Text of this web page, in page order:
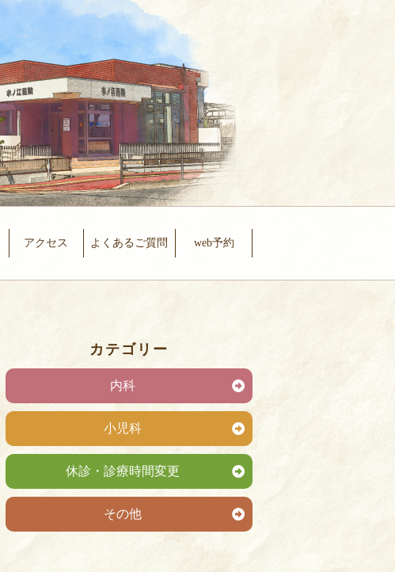
アクセス よくあるご質問 web予約
カテゴリー
内科
小児科
休診・診療時間変更
その他